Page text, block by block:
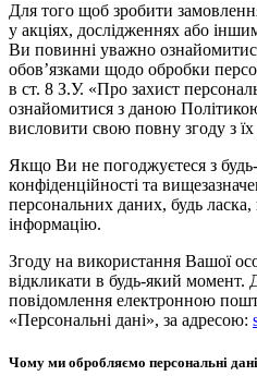
Для того щоб зробити
у акціях, дослідженнях або
Ви повинні уважно
обов’язками щодо обробки
в ст. 8 З.У. «Про захист
ознайомитися з даною
висловити свою повну згоду з
Якщо Ви не погоджуєтеся з
конфіденційності та
персональних даних, будь
інформацію.
Згоду на використання Вашої
відкликати в будь-який момент.
повідомлення електронною
«Персональні дані», за адресою:
Чому ми обробляємо персональні дані